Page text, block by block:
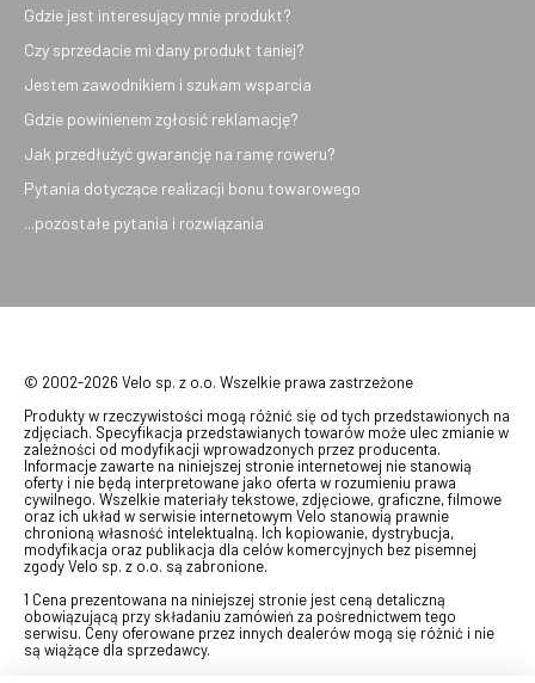
Gdzie jest interesujący mnie produkt?
Czy sprzedacie mi dany produkt taniej?
Jestem zawodnikiem i szukam wsparcia
Gdzie powinienem zgłosić reklamację?
Jak przedłużyć gwarancję na ramę roweru?
Pytania dotyczące realizacji bonu towarowego
...pozostałe pytania i rozwiązania
© 2002-2026 Velo sp. z o.o. Wszelkie prawa zastrzeżone
Produkty w rzeczywistości mogą różnić się od tych przedstawionych na
zdjęciach. Specyfikacja przedstawianych towarów może ulec zmianie w
zależności od modyfikacji wprowadzonych przez producenta.
Informacje zawarte na niniejszej stronie internetowej nie stanowią
oferty i nie będą interpretowane jako oferta w rozumieniu prawa
cywilnego. Wszelkie materiały tekstowe, zdjęciowe, graficzne, filmowe
oraz ich układ w serwisie internetowym Velo stanowią prawnie
chronioną własność intelektualną. Ich kopiowanie, dystrybucja,
modyfikacja oraz publikacja dla celów komercyjnych bez pisemnej
zgody Velo sp. z o.o. są zabronione.
1 Cena prezentowana na niniejszej stronie jest ceną detaliczną
obowiązującą przy składaniu zamówień za pośrednictwem tego
serwisu. Ceny oferowane przez innych dealerów mogą się różnić i nie
są wiążące dla sprzedawcy.